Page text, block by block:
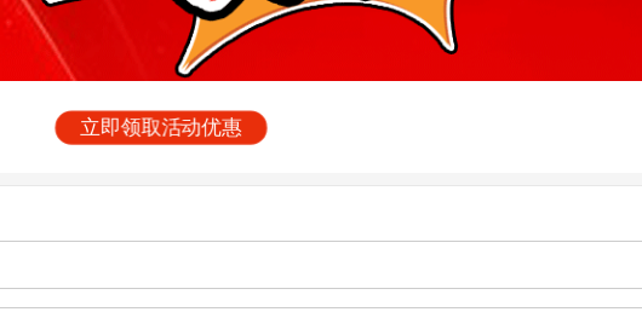
立即领取活动优惠